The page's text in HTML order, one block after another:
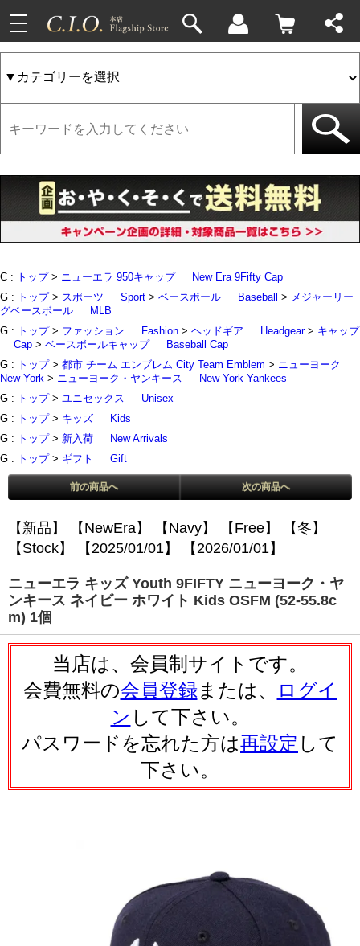
toggle
navigation
C : トップ> ニューエラ 950キャップ
New Era 9Fifty Cap
G : トップ> スポーツ Sport > ベースボール Baseball > メジャーリー
グベースボール
MLB
G : トップ> ファッション Fashion > ヘッドギア Headgear> キャップ
Cap > ベースボールキャップ
Baseball Cap
G : トップ> 都市 チーム エンブレム City Team Emblem > ニューヨーク
New York > ニューヨーク・ヤンキース
New York Yankees
G : トップ> ユニセックス
Unisex
G : トップ> キッズ
Kids
G : トップ> 新入荷
New Arrivals
G : トップ> ギフト Gift
前の商品へ 次の商品へ
【新品】 【NewEra】 【Navy】 【Free】
【冬】
【Stock】
【2025/01/01】 【2026/01/01】
ニューエラ キッズ Youth 9FIFTY ニューヨーク・ヤ
ンキース ネイビー ホワイト Kids OSFM (52-55.8c
m) 1個
当店は、会員制サイトです。
会費無料の会員登録または、
ログイ
ン して下さい。
パスワードを忘れた方は再設定 して
下さい。
4件
33件